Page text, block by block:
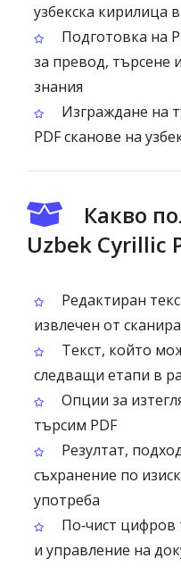
узбекска кирилица
Подготовка на
за превод, търсене
знания
Изграждане на
PDF сканове на
Какво
Uzbek Cyrillic
Редактиран
извлечен от
Текст, който
следващи етапи в
Опции за
търсим PDF
Резултат,
съхранение по
употреба
По‑чист цифров
и управление на